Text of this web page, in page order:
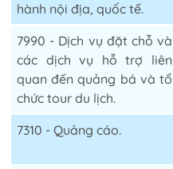
hành nội địa, quốc tế.
7990 - Dịch vụ đặt chỗ và
các dịch vụ hỗ trợ liên
quan đến quảng bá và tổ
chức tour du lịch.
7310 - Quảng cáo.